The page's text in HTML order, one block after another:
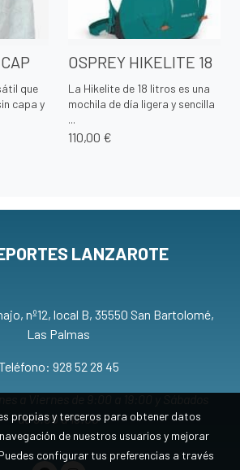
que
capa y
OSPREY HIKELITE 18
La Hikelite de 18 litros es una
mochila de día ligera y sencilla
...
110,00 €
LANZAROTE
nº12, local B, 35550 San Bartolomé,
Las Palmas
928 52 28 45
de 9:00 a 13:00
propias y terceros para obtener datos
de nuestros usuarios y mejorar
configurar tus preferencias a través